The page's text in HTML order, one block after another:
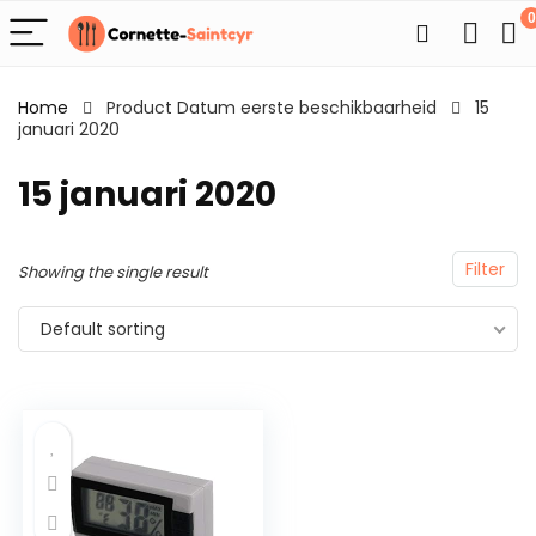
0
Home Product Datum eerste beschikbaarheid
15
januari 2020
15 januari 2020
Filter
Showing the single result
Default sorting